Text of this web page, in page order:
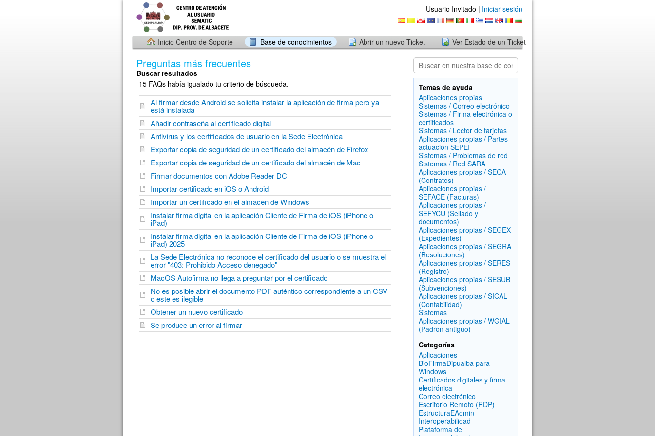
Usuario Invitado | Iniciar sesión
Inicio Centro de Soporte Base de conocimientos Abrir un nuevo Ticket Ver Estado de un Ticket
Preguntas más frecuentes
Buscar resultados
15 FAQs había igualado tu criterio de búsqueda.
Al firmar desde Android se solicita instalar la aplicación de firma pero ya
está instalada
Añadir contraseña al certificado digital
Antivirus y los certificados de usuario en la Sede Electrónica
Exportar copia de seguridad de un certificado del almacén de Firefox
Exportar copia de seguridad de un certificado del almacén de Mac
Firmar documentos con Adobe Reader DC
Importar certificado en iOS o Android
Importar un certificado en el almacén de Windows
Instalar firma digital en la aplicación Cliente de Firma de iOS (iPhone o
iPad)
Instalar firma digital en la aplicación Cliente de Firma de iOS (iPhone o
iPad) 2025
La Sede Electrónica no reconoce el certificado del usuario o se muestra el
error "403: Prohibido Acceso denegado"
MacOS Autofirma no llega a preguntar por el certificado
No es posible abrir el documento PDF auténtico correspondiente a un CSV
o este es ilegible
Obtener un nuevo certificado
Se produce un error al firmar
Temas de ayuda
Aplicaciones propias
Sistemas / Correo electrónico
Sistemas / Firma electrónica o
certificados
Sistemas / Lector de tarjetas
Aplicaciones propias / Partes
actuación SEPEI
Sistemas / Problemas de red
Sistemas / Red SARA
Aplicaciones propias / SECA
(Contratos)
Aplicaciones propias /
SEFACE (Facturas)
Aplicaciones propias /
SEFYCU (Sellado y
documentos)
Aplicaciones propias / SEGEX
(Expedientes)
Aplicaciones propias / SEGRA
(Resoluciones)
Aplicaciones propias / SERES
(Registro)
Aplicaciones propias / SESUB
(Subvenciones)
Aplicaciones propias / SICAL
(Contabilidad)
Sistemas
Aplicaciones propias / WGIAL
(Padrón antiguo)
Categorías
Aplicaciones
BioFirmaDipualba para
Windows
Certificados digitales y firma
electrónica
Correo electrónico
Escritorio Remoto (RDP)
EstructuraEAdmin
Interoperabilidad
Plataforma de